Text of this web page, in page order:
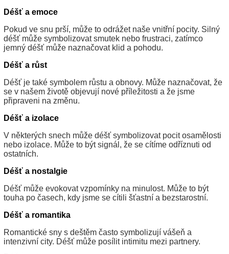
Déšť a emoce
Pokud ve snu prší, může to odrážet naše vnitřní pocity. Silný
déšť může symbolizovat smutek nebo frustraci, zatímco
jemný déšť může naznačovat klid a pohodu.
Déšť a růst
Déšť je také symbolem růstu a obnovy. Může naznačovat, že
se v našem životě objevují nové příležitosti a že jsme
připraveni na změnu.
Déšť a izolace
V některých snech může déšť symbolizovat pocit osamělosti
nebo izolace. Může to být signál, že se cítíme odříznuti od
ostatních.
Déšť a nostalgie
Déšť může evokovat vzpomínky na minulost. Může to být
touha po časech, kdy jsme se cítili šťastní a bezstarostní.
Déšť a romantika
Romantické sny s deštěm často symbolizují vášeň a
intenzivní city. Déšť může posílit intimitu mezi partnery.